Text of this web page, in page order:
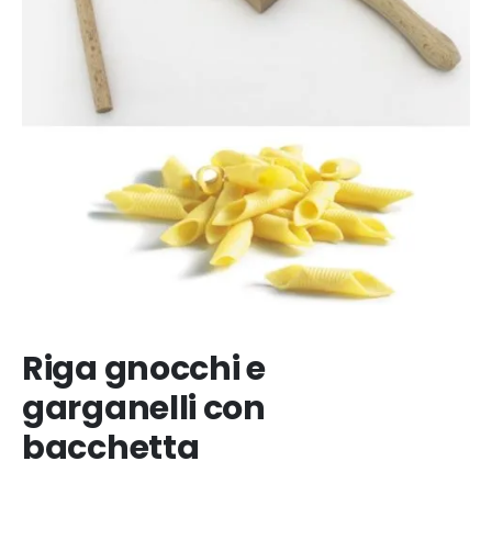
Riga gnocchi e
garganelli con
bacchetta